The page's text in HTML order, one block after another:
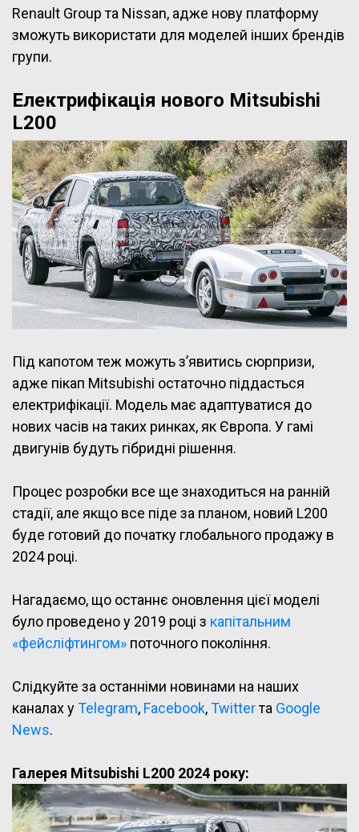
Renault Group та Nissan, адже нову платформу
зможуть використати для моделей інших брендів
групи.
Електрифікація нового Mitsubishi
L200
Під капотом теж можуть з’явитись сюрпризи,
адже пікап Mitsubishi остаточно піддасться
електрифікації. Модель має адаптуватися до
нових часів на таких ринках, як Європа. У гамі
двигунів будуть гібридні рішення.
Процес розробки все ще знаходиться на ранній
стадії, але якщо все піде за планом, новий L200
буде готовий до початку глобального продажу в
2024 році.
Нагадаємо, що останнє оновлення цієї моделі
було проведено у 2019 році з капітальним
«фейсліфтингом» поточного покоління.
Слідкуйте за останніми новинами на наших
каналах уTelegram, Facebook,Twitterта Google
News.
Галерея Mitsubishi L200 2024 року: